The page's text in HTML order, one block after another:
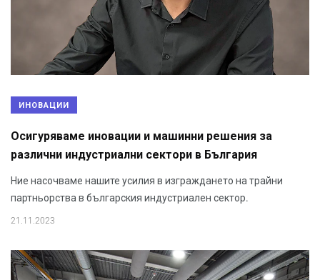
ИНОВАЦИИ
Осигуряваме иновации и машинни решения за
различни индустриални сектори в България
Ние насочваме нашите усилия в изграждането на трайни
партньорства в българския индустриален сектор.
21.11.2023